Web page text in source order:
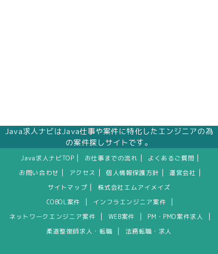
Java求人ナビはJava仕事や案件に特化したエンジニアの為
の案件探しサイトです。
Java求人ナビTOP お仕事までの流れ よくあるご質問
お問い合わせ アクセス 個人情報保護方針 運営会社
サイトマップ
株式会社エムアイメイズ
COBOL案件
インフラエンジニア案件
ネットワークエンジニア案件 WEB案件 PM・PMO案件求人
柔道整復師求人・転職 法務転職・求人